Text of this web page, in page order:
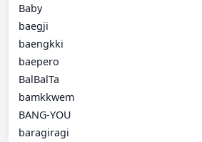
Baby
baegji
baengkki
baepero
BalBalTa
bamkkwem
BANG-YOU
baragiragi